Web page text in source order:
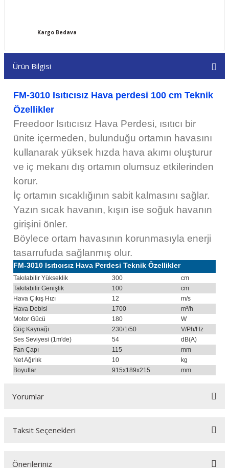
Kargo Bedava
Ürün Bilgisi
FM-3010 Isıtıcısız Hava perdesi 100 cm Teknik
Özellikler
Freedoor Isıtıcısız Hava Perdesi, ısıtıcı bir
ünite içermeden, bulunduğu ortamın havasını
kullanarak yüksek hızda hava akımı oluşturur
ve iç mekanı dış ortamın olumsuz etkilerinden
korur.
İç ortamın sıcaklığının sabit kalmasını sağlar.
Yazın sıcak havanın, kışın ise soğuk havanın
girişini önler.
Böylece ortam havasının korunmasıyla enerji
tasarrufuda sağlanmış olur.
FM-3010 Isıtıcısız Hava Perdesi Teknik Özellikler
Takılabilir Yükseklik 300
cm
Takılabilir Genişlik
100
cm
Hava Çıkış Hızı
12
m/s
Hava Debisi
1700
m³/h
Motor Gücü
180
W
Güç Kaynağı
230/1/50
V/Ph/Hz
Ses Seviyesi (1m'de)
54
dB(A)
Fan Çapı
115
mm
Net Ağırlık
10
kg
Boyutlar
915x189x215 mm
Yorumlar
Taksit Seçenekleri
Önerileriniz